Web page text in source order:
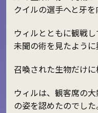
クイルの選手へと牙を
ウィルとともに観戦
未聞の術を見たように
召喚された生物だけに
ウィルは、観客席の
の姿を認めたのでした